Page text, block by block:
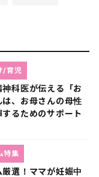
神科医が伝える「お
は、お母さんの母性
するためのサポート
/育児
厳選！ママが妊娠中
特集